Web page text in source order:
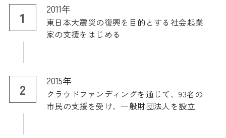
1 2011年
東日本大震災の復興を目的とする社会起業
家の支援をはじめる
2 2015年
クラウドファンディングを通じて、93名の
市民の支援を受け、一般財団法人を設立